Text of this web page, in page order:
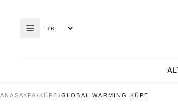
ANASAYFA / KÜPE /GLOBAL WARMING KÜPE